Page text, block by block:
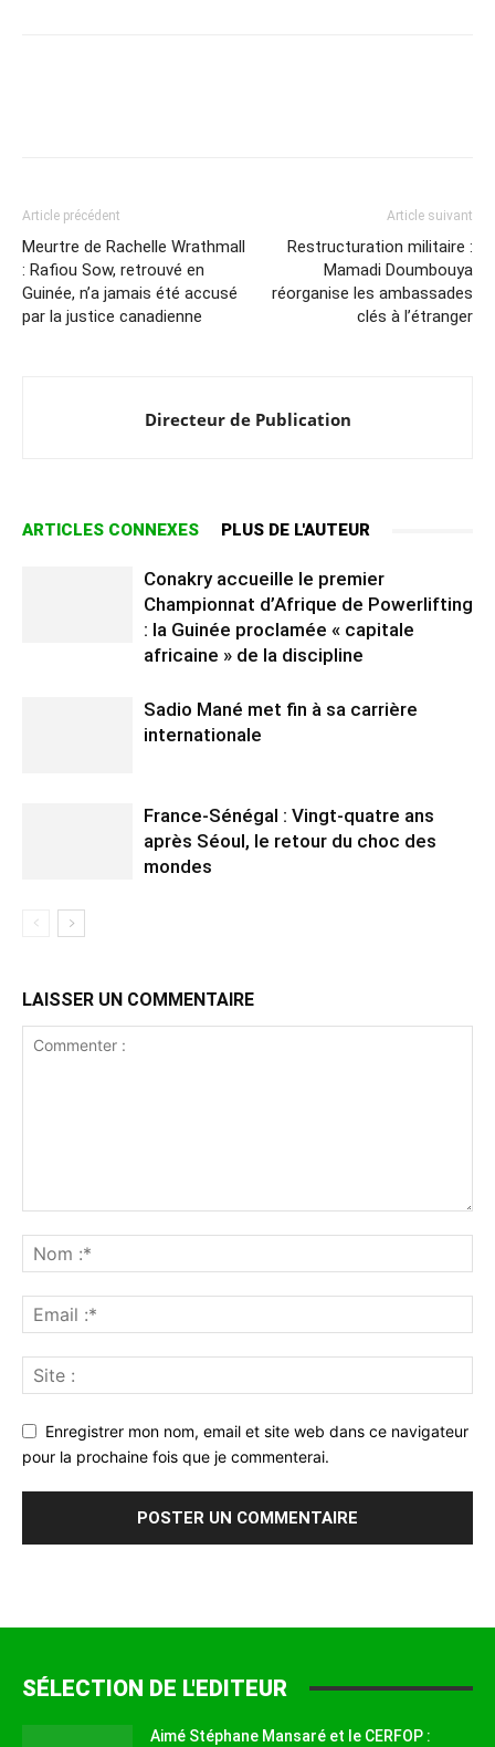
Article précédent
Meurtre de Rachelle Wrathmall
: Rafiou Sow, retrouvé en
Guinée, n’a jamais été accusé
par la justice canadienne
Article suivant
Restructuration militaire :
Mamadi Doumbouya
réorganise les ambassades
clés à l’étranger
Directeur de Publication
ARTICLES CONNEXES PLUS DE L'AUTEUR
Conakry accueille le premier
Championnat d’Afrique de Powerlifting
: la Guinée proclamée « capitale
africaine » de la discipline
Sadio Mané met fin à sa carrière
internationale
France-Sénégal : Vingt-quatre ans
après Séoul, le retour du choc des
mondes
LAISSER UN COMMENTAIRE
Enregistrer mon nom, email et site web dans ce navigateur
pour la prochaine fois que je commenterai.
SÉLECTION DE L'EDITEUR
Aimé Stéphane Mansaré et le CERFOP :